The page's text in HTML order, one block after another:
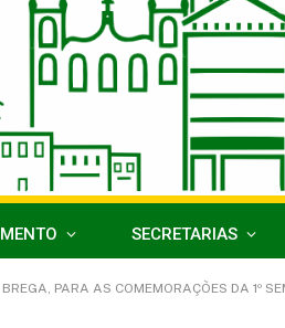
SECRETARIAS
DA 1º SEMANA DO SERVIDOR